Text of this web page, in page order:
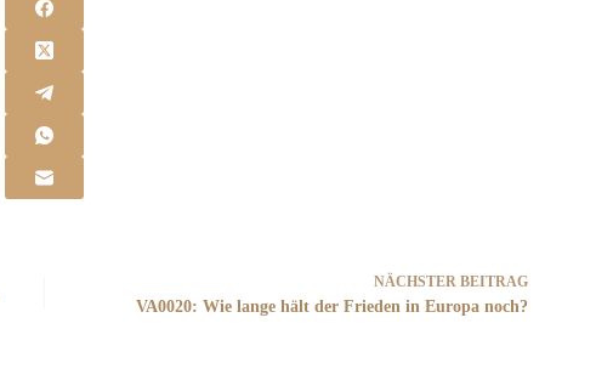
NÄCHSTERBEITRAG
VA0020: Wie lange hält der Frieden in Europa noch?